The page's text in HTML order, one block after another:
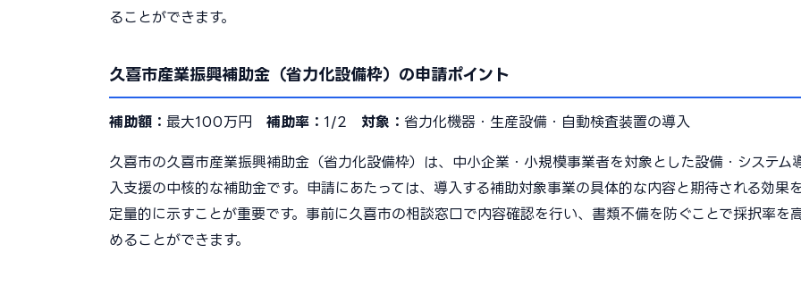
ることができます。
久喜市産業振興補助金（省力化設備枠）の申請ポイント
補助額： 最大100万円 補助率： 1/2 対象： 省力化機器・生産設備・自動検査装置の導入
久喜市の久喜市産業振興補助金（省力化設備枠）は、中小企業・小規模事業者を対象とした設備・システム
入支援の中核的な補助金です。申請にあたっては、導入する補助対象事業の具体的な内容と期待される効果を
定量的に示すことが重要です。事前に久喜市の相談窓口で内容確認を行い、書類不備を防ぐことで採択率を
めることができます。